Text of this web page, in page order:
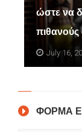
ώστε να
July 16,
ΦΟΡΜΑ